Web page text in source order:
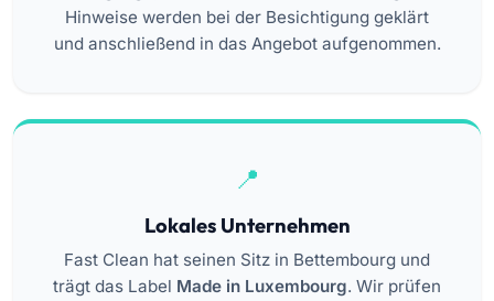
Hinweise werden bei der Besichtigung geklärt
und anschließend in das Angebot aufgenommen.
Lokales Unternehmen
Fast Clean hat seinen Sitz in Bettembourg und
trägt das Label Made in Luxembourg. Wir prüfen